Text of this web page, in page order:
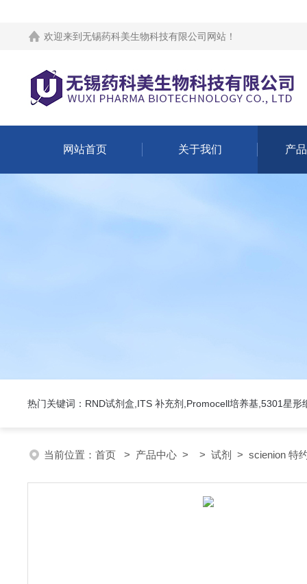
欢迎来到 无锡药科美生物科技有限公司网站 ！
网站首页 关于我们 产
热门关键词：RND试剂盒,ITS 补充剂,Promocell培养基,5301星形
当前位置： 首页 > 产品中心 > > 试剂 > scienion 特